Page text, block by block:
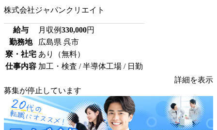
株式会社ジャパンクリエイト
給与 月収例330,000円
勤務地
広島県 呉市
寮・社宅 あり（無料）
仕事内容 加工・検査 / 半導体工場 / 日勤
詳細を表示
募集が停止しています